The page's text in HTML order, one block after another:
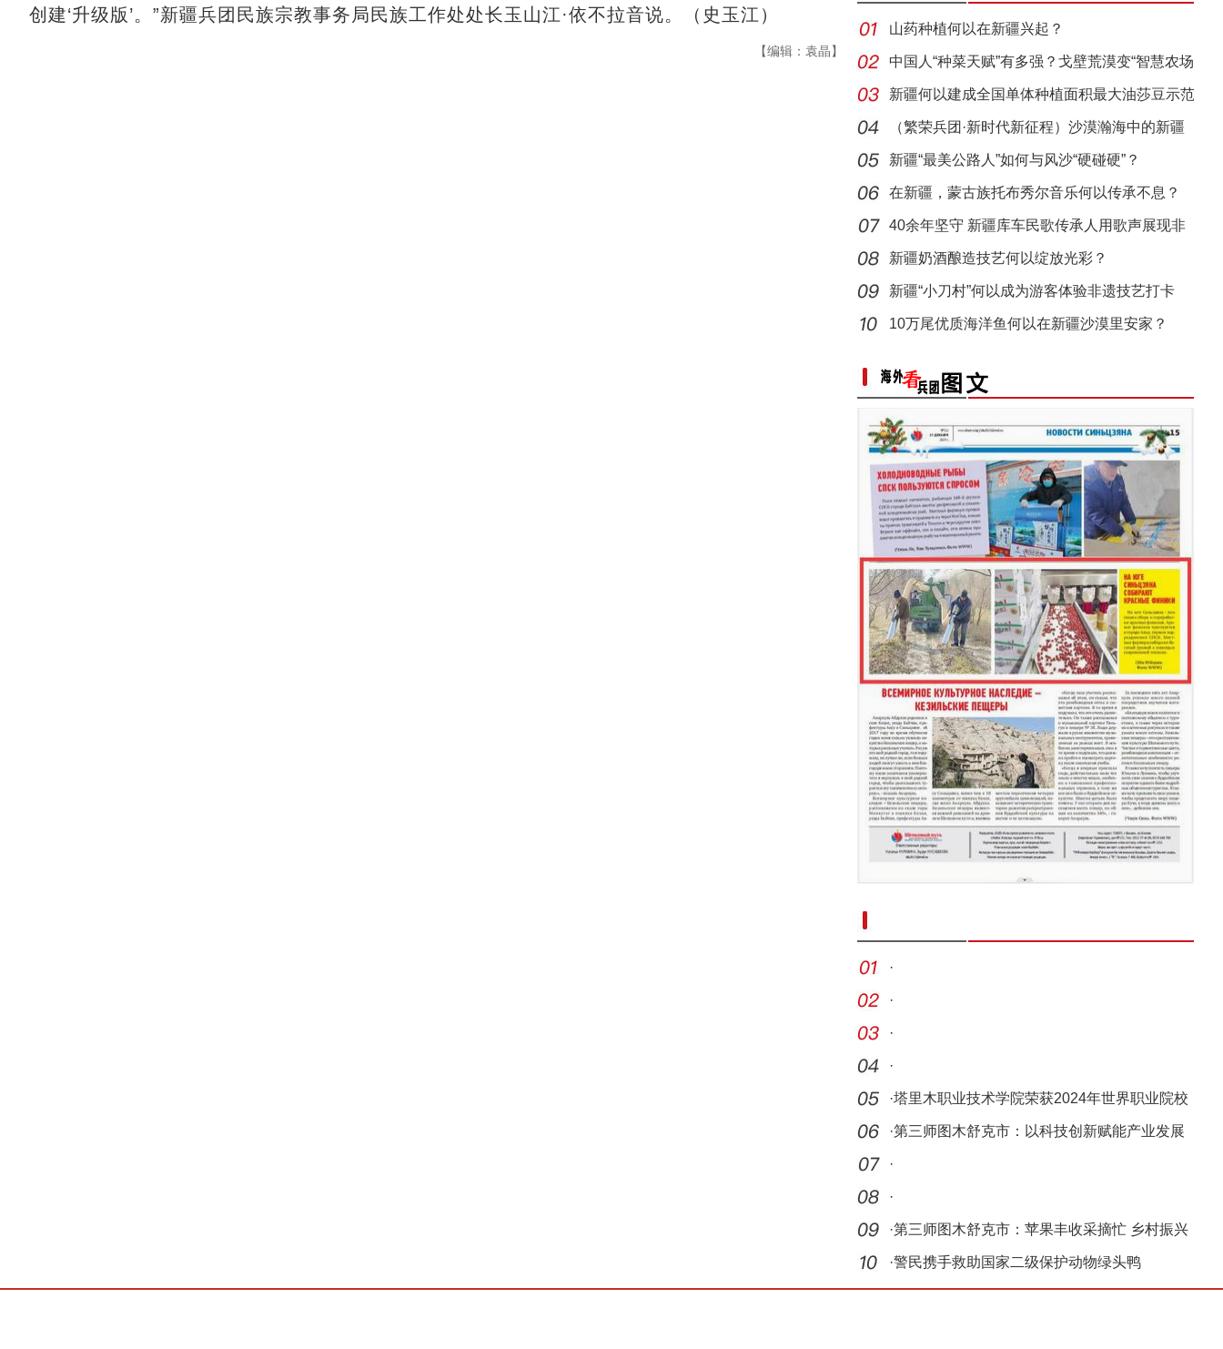
创建‘升级版’。”新疆兵团民族宗教事务局民族工作处处长玉山江·依不拉音说。（史玉江）
【编辑：袁晶】
山药种植何以在新疆兴起？
中国人“种菜天赋”有多强？戈壁荒漠变“智慧农场
新疆何以建成全国单体种植面积最大油莎豆示范
基地
（繁荣兵团·新时代新征程）沙漠瀚海中的新疆
兵团
新疆“最美公路人”如何与风沙“硬碰硬”？
在新疆，蒙古族托布秀尔音乐何以传承不息？
40余年坚守 新疆库车民歌传承人用歌声展现非
遗魅力
新疆奶酒酿造技艺何以绽放光彩？
新疆“小刀村”何以成为游客体验非遗技艺打卡
地？
10万尾优质海洋鱼何以在新疆沙漠里安家？
·
·
·
·
·塔里木职业技术学院荣获2024年世界职业院校
技能大
·第三师图木舒克市：以科技创新赋能产业发展
·
·
·第三师图木舒克市：苹果丰收采摘忙 乡村振兴
有活力
·警民携手救助国家二级保护动物绿头鸭